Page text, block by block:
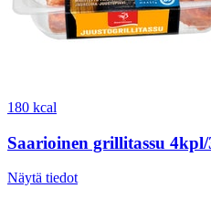
180 kcal
Saarioinen grillitassu
Näytä tiedot